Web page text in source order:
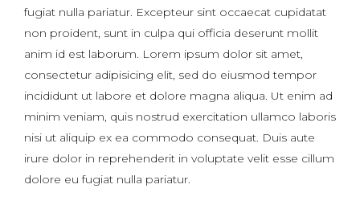
fugiat nulla pariatur. Excepteur sint occaecat cupidatat
non proident, sunt in culpa qui officia deserunt mollit
anim id est laborum. Lorem ipsum dolor sit amet,
consectetur adipisicing elit, sed do eiusmod tempor
incididunt ut labore et dolore magna aliqua. Ut enim ad
minim veniam, quis nostrud exercitation ullamco laboris
nisi ut aliquip ex ea commodo consequat. Duis aute
irure dolor in reprehenderit in voluptate velit esse cillum
dolore eu fugiat nulla pariatur.